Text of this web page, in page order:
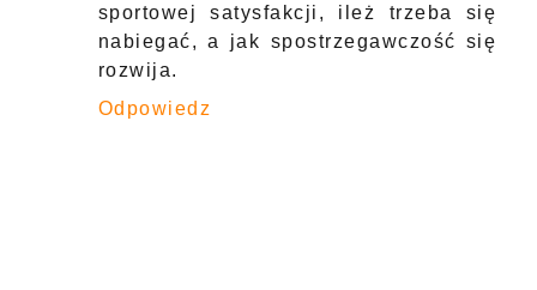
sportowej satysfakcji, ileż trzeba się
nabiegać, a jak spostrzegawczość się
rozwija.
Odpowiedz